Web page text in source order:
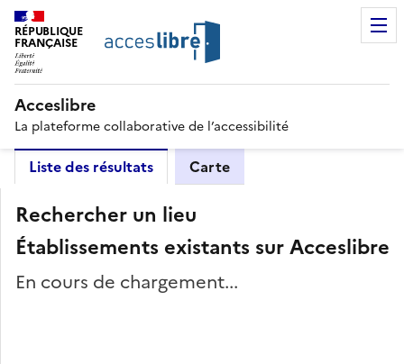
RÉPUBLIQUE
FRANÇAISE
Acceslibre
La plateforme collaborative de l’accessibilité
Liste des résultats Carte
Rechercher un lieu
Établissements existants sur Acceslibre
En cours de chargement...